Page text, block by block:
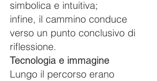
simbolica e intuitiva;
infine, il cammino conduce
verso un punto conclusivo di
riflessione.
Tecnologia e immagine
Lungo il percorso erano